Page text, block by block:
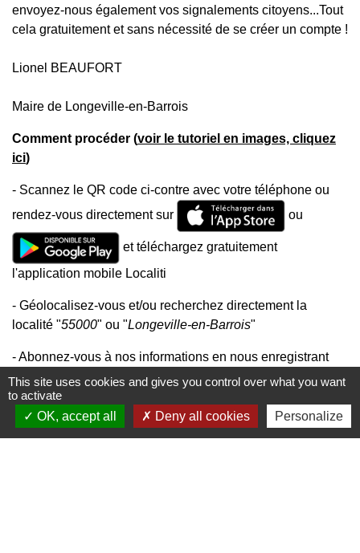
envoyez-nous également vos signalements citoyens...Tout
cela gratuitement et sans nécessité de se créer un compte !
Lionel BEAUFORT
Maire de Longeville-en-Barrois
Comment procéder (voir le tutoriel en images, cliquez
ici)
- Scannez le QR code ci-contre avec votre téléphone ou
rendez-vous directement sur
ou
et téléchargez gratuitement
l'application mobile Localiti
- Géolocalisez-vous et/ou recherchez directement la
localité "55000" ou "Longeville-en-Barrois"
- Abonnez-vous à nos informations en nous enregistrant
dans vos "favorisfavorite
This site uses cookies and gives you control over what you want
to activate
OK, accept all
Deny all cookies Personalize